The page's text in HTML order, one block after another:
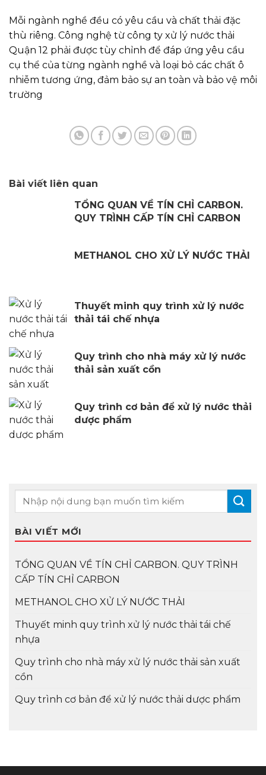
Mỗi ngành nghề đều có yêu cầu và chất thải đặc
thù riêng. Công nghệ từ công ty xử lý nước thải
Quận 12 phải được tùy chỉnh để đáp ứng yêu cầu
cụ thể của từng ngành nghề và loại bỏ các chất ô
nhiễm tương ứng, đảm bảo sự an toàn và bảo vệ môi
trường
Bài viết liên quan
TỔNG QUAN VỀ TÍN CHỈ CARBON.
QUY TRÌNH CẤP TÍN CHỈ CARBON
METHANOL CHO XỬ LÝ NƯỚC THẢI
Thuyết minh quy trình xử lý nước
thải tái chế nhựa
Quy trình cho nhà máy xử lý nước
thải sản xuất cồn
Quy trình cơ bản để xử lý nước thải
dược phẩm
BÀI VIẾT MỚI
TỔNG QUAN VỀ TÍN CHỈ CARBON. QUY TRÌNH
CẤP TÍN CHỈ CARBON
METHANOL CHO XỬ LÝ NƯỚC THẢI
Thuyết minh quy trình xử lý nước thải tái chế
nhựa
Quy trình cho nhà máy xử lý nước thải sản xuất
cồn
Quy trình cơ bản để xử lý nước thải dược phẩm